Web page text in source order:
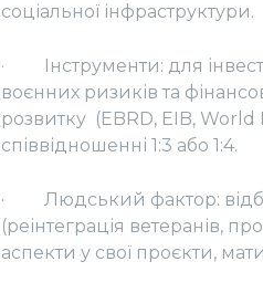
соціальної інфраструктури.
· Інструменти: для
воєнних ризиків та
розвитку (EBRD, EIB,
співвідношенні 1:3 або 1:4.
· Людський фактор:
(реінтеграція ветеранів,
аспекти у свої проєкти,